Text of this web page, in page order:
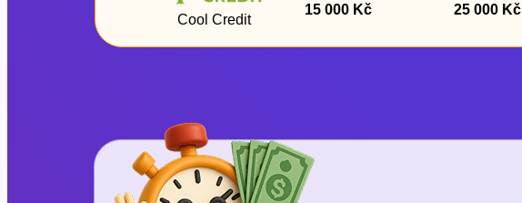
Cool Credit
15 000 Kč 25 000 Kč